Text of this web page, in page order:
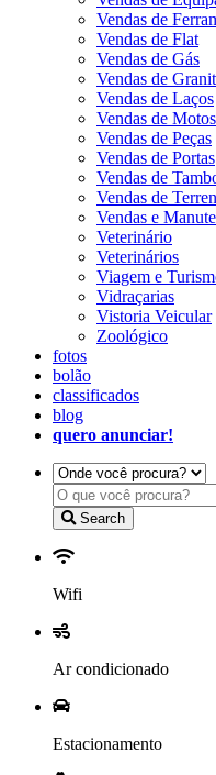
Vendas de
Vendas de Flat
Vendas de Gás
Vendas de
Vendas de Laços
Vendas de Motos
Vendas de Peças
Vendas de Portas
Vendas de
Vendas de
Vendas e
Veterinário
Veterinários
Viagem e
Vidraçarias
Vistoria Veicular
Zoológico
fotos
bolão
classificados
blog
quero anunciar!
Search
Wifi
Ar condicionado
Estacionamento